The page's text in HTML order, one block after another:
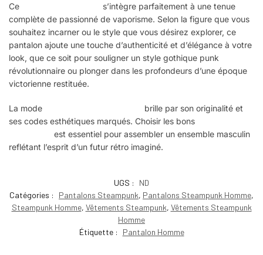
Ce
s’intègre parfaitement à une tenue
complète de passionné de vaporisme. Selon la figure que vous
souhaitez incarner ou le style que vous désirez explorer, ce
pantalon ajoute une touche d’authenticité et d’élégance à votre
look, que ce soit pour souligner un style gothique punk
révolutionnaire ou plonger dans les profondeurs d’une époque
victorienne restituée.
La mode
brille par son originalité et
ses codes esthétiques marqués. Choisir les bons
est essentiel pour assembler un ensemble masculin
reflétant l’esprit d’un futur rétro imaginé.
UGS :
ND
Catégories :
Pantalons Steampunk, Pantalons Steampunk Homme,
Steampunk Homme, Vêtements Steampunk, Vêtements Steampunk
Homme
Étiquette :
Pantalon Homme